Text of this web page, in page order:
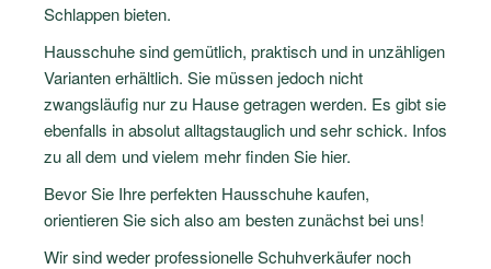
Schlappen bieten.
Hausschuhe sind gemütlich, praktisch und in unzähligen
Varianten erhältlich. Sie müssen jedoch nicht
zwangsläufig nur zu Hause getragen werden. Es gibt sie
ebenfalls in absolut alltagstauglich und sehr schick. Infos
zu all dem und vielem mehr finden Sie hier.
Bevor Sie Ihre perfekten Hausschuhe kaufen,
orientieren Sie sich also am besten zunächst bei uns!
Wir sind weder professionelle Schuhverkäufer noch